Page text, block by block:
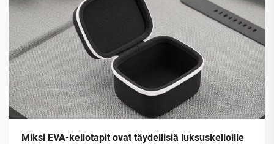
Miksi EVA-kellotapit ovat täydellisiä luksuskelloille